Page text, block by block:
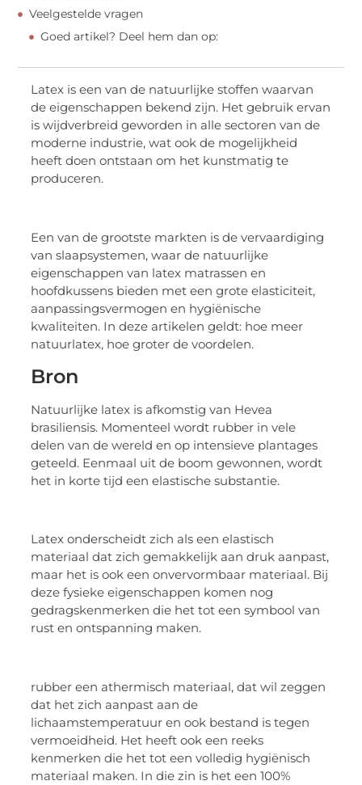
Veelgestelde vragen
Goed artikel? Deel hem dan op:
Latex is een van de natuurlijke stoffen waarvan
de eigenschappen bekend zijn. Het gebruik ervan
is wijdverbreid geworden in alle sectoren van de
moderne industrie, wat ook de mogelijkheid
heeft doen ontstaan om het kunstmatig te
produceren.
Een van de grootste markten is de vervaardiging
van slaapsystemen, waar de natuurlijke
eigenschappen van latex matrassen en
hoofdkussens bieden met een grote elasticiteit,
aanpassingsvermogen en hygiënische
kwaliteiten. In deze artikelen geldt: hoe meer
natuurlatex, hoe groter de voordelen.
Bron
Natuurlijke latex is afkomstig van Hevea
brasiliensis. Momenteel wordt rubber in vele
delen van de wereld en op intensieve plantages
geteeld. Eenmaal uit de boom gewonnen, wordt
het in korte tijd een elastische substantie.
Latex onderscheidt zich als een elastisch
materiaal dat zich gemakkelijk aan druk aanpast,
maar het is ook een onvervormbaar materiaal. Bij
deze fysieke eigenschappen komen nog
gedragskenmerken die het tot een symbool van
rust en ontspanning maken.
rubber een athermisch materiaal, dat wil zeggen
dat het zich aanpast aan de
lichaamstemperatuur en ook bestand is tegen
vermoeidheid. Het heeft ook een reeks
kenmerken die het tot een volledig hygiënisch
materiaal maken. In die zin is het een 100%